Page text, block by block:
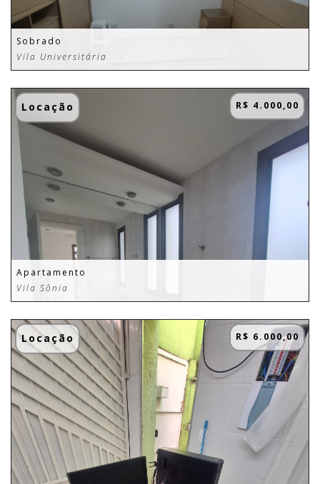
Sobrado
Vila Universitária
Locação R$ 4.000,00
Apartamento
Vila Sônia
Locação R$ 6.000,00